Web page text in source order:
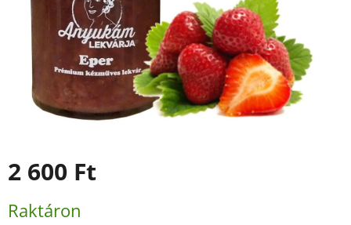
2 600 Ft
Raktáron